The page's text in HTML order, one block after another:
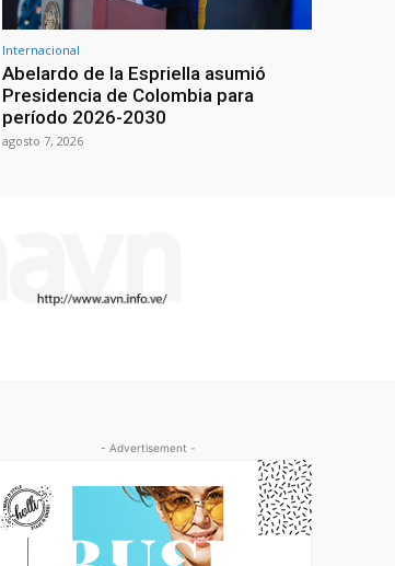
Internacional
Abelardo de la Espriella asumió
Presidencia de Colombia para
período 2026-2030
agosto 7, 2026
- Advertisement -